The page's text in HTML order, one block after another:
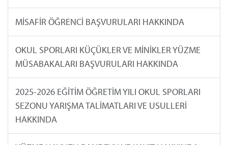
MİSAFİR ÖĞRENCİ BAŞVURULARI HAKKINDA
OKUL SPORLARI KÜÇÜKLER VE MİNİKLER YÜZME
MÜSABAKALARI BAŞVURULARI HAKKINDA
2025-2026 EĞİTİM ÖĞRETİM YILI OKUL SPORLARI
SEZONU YARIŞMA TALİMATLARI VE USULLERİ
HAKKINDA